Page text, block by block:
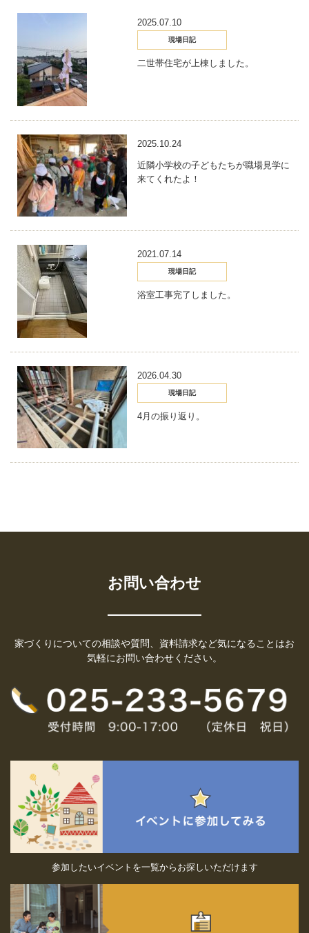
2025.07.10
現場日記
二世帯住宅が上棟しました。
2025.10.24
近隣小学校の子どもたちが職場見学に
来てくれたよ！
2021.07.14
現場日記
浴室工事完了しました。
2026.04.30
現場日記
4月の振り返り。
お問い合わせ
家づくりについての相談や質問、資料請求など気になることはお
気軽にお問い合わせください。
参加したいイベントを一覧からお探しいただけます